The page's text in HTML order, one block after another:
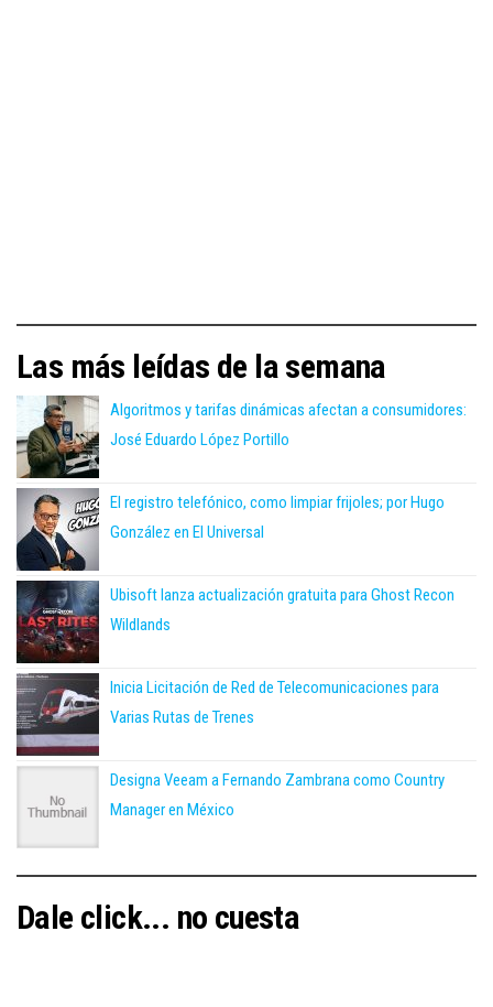
Las más leídas de la semana
Algoritmos y tarifas dinámicas afectan a consumidores:
José Eduardo López Portillo
El registro telefónico, como limpiar frijoles; por Hugo
González en El Universal
Ubisoft lanza actualización gratuita para Ghost Recon
Wildlands
Inicia Licitación de Red de Telecomunicaciones para
Varias Rutas de Trenes
Designa Veeam a Fernando Zambrana como Country
Manager en México
Dale click... no cuesta